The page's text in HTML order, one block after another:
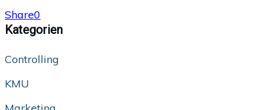
Share0
Kategorien
Controlling
KMU